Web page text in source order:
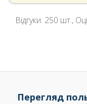
Відгуки: 250 шт.,
Перегляд